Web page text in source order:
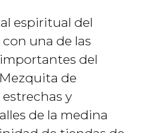
espiritual del
una de las
del
de
estrechas y
de la medina